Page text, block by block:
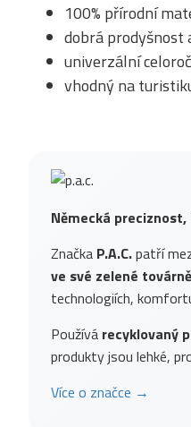
Německá
Značka P.A.C.patří
ve své zelené továrně
technologiích,
Používá recyklovaný
produkty jsou lehké,
Více o značce →
100% přírodní
dobrá prodyšnost
univerzální
vhodný na